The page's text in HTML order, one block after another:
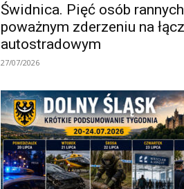
Świdnica. Pięć osób
poważnym zderzeniu na
autostradowym
27/07/2026